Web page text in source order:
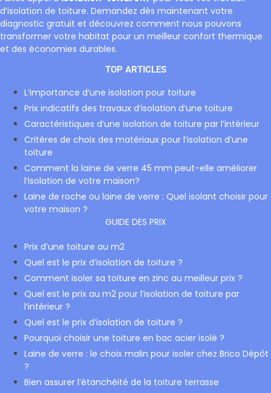
d’isolation de toiture. Demandez dès maintenant votre
diagnostic gratuit et découvrez comment nous pouvons
transformer votre habitat pour un meilleur confort thermique
et des économies durables.
TOP ARTICLES
L’importance d’une isolation pour toiture
Prix indicatifs des travaux d’isolation d’une toiture
Caractéristiques d’une isolation de toiture par l’intérieur
Critères de choix des matériaux pour l’isolation d’une
toiture
Comment la laine de verre 45 mm peut-elle améliorer
l’isolation de votre maison?
Laine de roche ou laine de verre : Quel isolant choisir pour
votre maison ?
GUIDE DES PRIX
Prix d’une toiture au m2
Quel est le prix d’isolation de toiture ?
Comment isoler sa toiture en zinc au meilleur prix ?
Quel est le prix au m2 pour l’isolation de toiture par
l’intérieur ?
Quel est le prix d’isolation de toiture ?
Pourquoi choisir une toiture en bac acier isolé ?
Laine de verre : le choix malin pour isoler chez Brico Dépôt
?
Bien assurer l’étanchéité de la toiture terrasse